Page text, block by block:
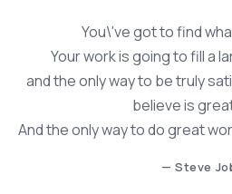
You\'ve got to find
Your work is going to fill a
and the only way to be truly
believe is
And the only way to do great
— Steve